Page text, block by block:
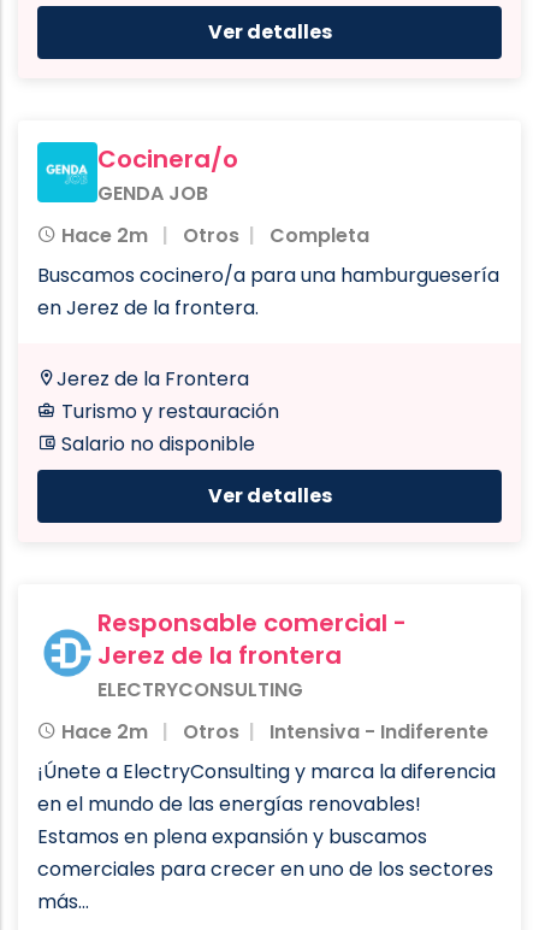
Ver detalles
Cocinera/o
GENDA JOB
Hace 2m
Otros
Completa
Buscamos cocinero/a para una hamburguesería
en Jerez de la frontera.
Jerez de la Frontera
Turismo y restauración
Salario no disponible
Ver detalles
Responsable comercial -
Jerez de la frontera
ELECTRYCONSULTING
Hace 2m
Otros
Intensiva - Indiferente
¡Únete a ElectryConsulting y marca la diferencia
en el mundo de las energías renovables!
Estamos en plena expansión y buscamos
comerciales para crecer en uno de los sectores
más...